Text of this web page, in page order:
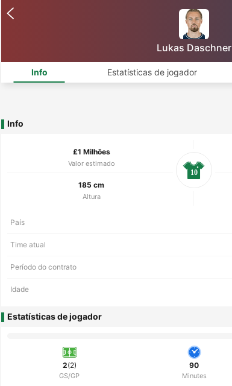
Lukas Daschner
Info Estatísticas de jogador
Info
£1 Milhões
Valor estimado
185 cm
Altura
10
País
Time atual
Período do contrato
Idade
Estatísticas de jogador
2(2)
GS/GP
90
Minutes